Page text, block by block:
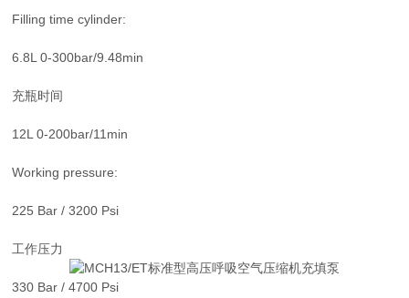
Filling time cylinder:
6.8L 0-300bar/9.48min
充瓶时间
12L 0-200bar/11min
Working pressure:
225 Bar / 3200 Psi
工作压力
330 Bar / 4700 Psi